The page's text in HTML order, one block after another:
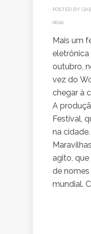
POSTED BY
06:00
Mais um
eletrônica
outubro,
vez do
chegar à
A
Festival,
na
agito,
de
mundial.